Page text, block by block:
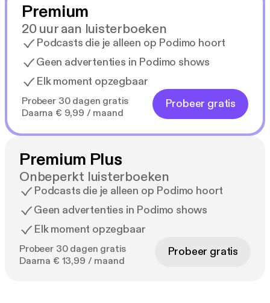
Premium
20 uur aan luisterboeken
Podcasts die je alleen op Podimo hoort
Geen advertenties in Podimo shows
Elk moment opzegbaar
Probeer 30 dagen gratis
Daarna € 9,99 / maand
Probeer gratis
Premium Plus
Onbeperkt luisterboeken
Podcasts die je alleen op Podimo hoort
Geen advertenties in Podimo shows
Elk moment opzegbaar
Probeer 30 dagen gratis
Daarna € 13,99 / maand
Probeer gratis